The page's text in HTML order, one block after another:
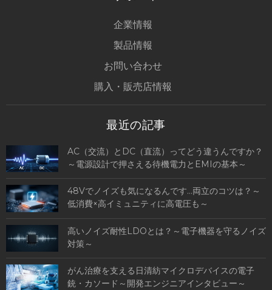
企業情報
製品情報
お問い合わせ
購入・販売店情報
最近の記事
AC（交流）とDC（直流）ってどう違うんですか？
～電源設計で押さえる待機電力とEMIの基本～
48Vでノイズも気になるんです…両立のコツは？～
低消費×高イミュニティに高電圧も～
高いノイズ耐性LDOとは？～電子機器を守るノイズ
対策～
がん治療を支える日清紡マイクロデバイスの電子
銃・カソード～開発エンジニアインタビュー～